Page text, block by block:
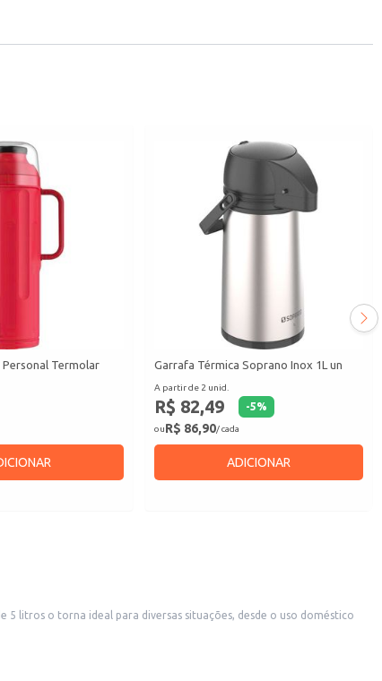
Termolar
Garrafa Térmica Soprano Inox 1L un
A partir de 2 unid.
R$ 82,49 -5%
ouR$ 86,90/ cada
ADICIONAR